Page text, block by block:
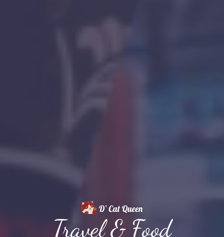
Travel & Food